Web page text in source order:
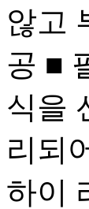
않고
공 ■
식을
리되
하이